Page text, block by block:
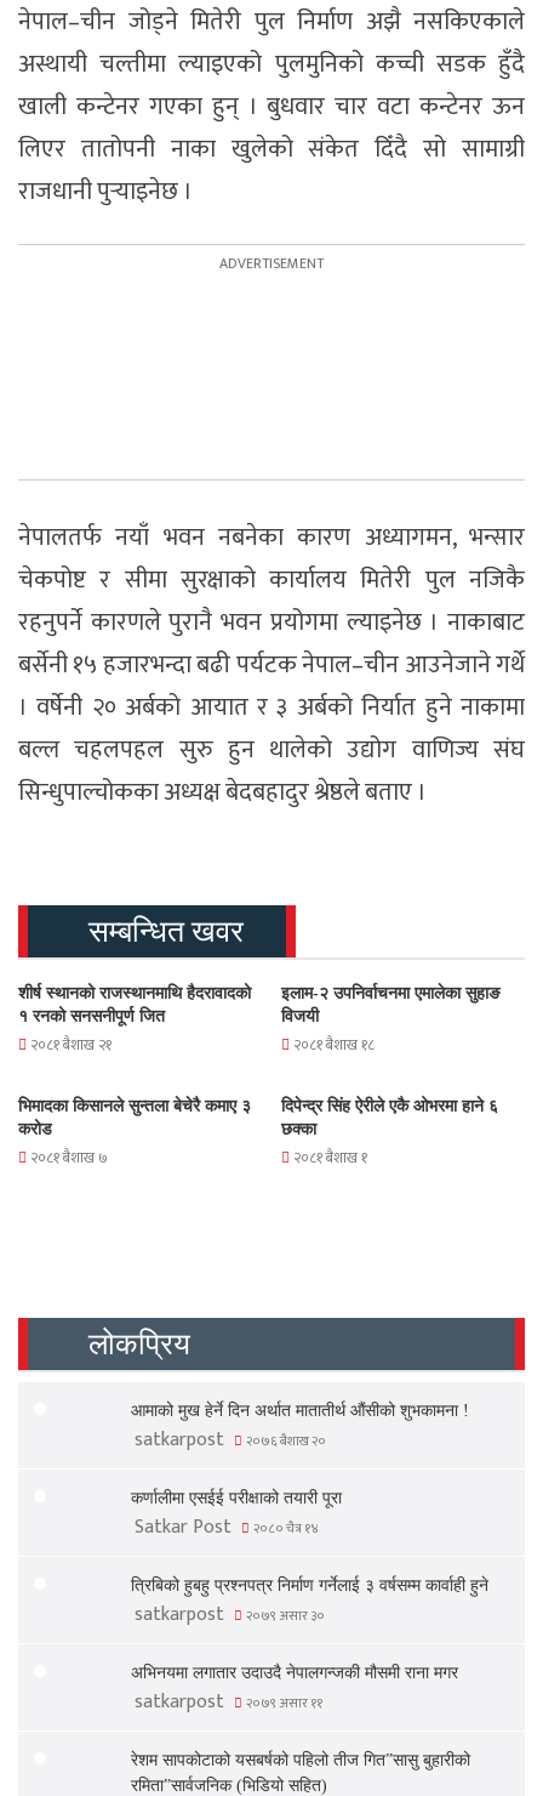
नेपाल–चीन जोड्ने मितेरी पुल निर्माण अझै नसकिएकाले
अस्थायी चल्तीमा ल्याइएको पुलमुनिको कच्ची सडक हुँदै
खाली कन्टेनर गएका हुन् । बुधवार चार वटा कन्टेनर ऊन
लिएर तातोपनी नाका खुलेको संकेत दिँदै सो सामाग्री
राजधानी पुर्‍याइनेछ ।
नेपालतर्फ नयाँ भवन नबनेका कारण अध्यागमन, भन्सार
चेकपोष्ट र सीमा सुरक्षाको कार्यालय मितेरी पुल नजिकै
रहनुपर्ने कारणले पुरानै भवन प्रयोगमा ल्याइनेछ । नाकाबाट
बर्सेनी १५ हजारभन्दा बढी पर्यटक नेपाल–चीन आउनेजाने गर्थे
। वर्षेनी २० अर्बको आयात र ३ अर्बको निर्यात हुने नाकामा
बल्ल चहलपहल सुरु हुन थालेको उद्योग वाणिज्य संघ
सिन्धुपाल्चोकका अध्यक्ष बेदबहादुर श्रेष्ठले बताए ।
सम्बन्धित खवर
शीर्ष स्थानको राजस्थानमाथि हैदरावादको
१ रनको सनसनीपूर्ण जित
२०८१ बैशाख २१
इलाम-२ उपनिर्वाचनमा एमालेका सुहाङ
विजयी
२०८१ बैशाख १८
भिमादका किसानले सुन्तला बेचेरै कमाए ३
करोड
२०८१ बैशाख ७
दिपेन्द्र सिंह ऐरीले एकै ओभरमा हाने ६
छक्का
२०८१ बैशाख १
लोकप्रिय
आमाको मुख हेर्ने दिन अर्थात मातातीर्थ औंसीको शुभकामना !
satkarpost २०७६ बैशाख २०
कर्णालीमा एसईई परीक्षाको तयारी पूरा
Satkar Post २०८० चैत्र १४
त्रिबिको हुबहु प्रश्नपत्र निर्माण गर्नेलाई ३ वर्षसम्म कार्वाही हुने
satkarpost २०७९ असार ३०
अभिनयमा लगातार उदाउदै नेपालगन्जकी मौसमी राना मगर
satkarpost २०७९ असार ११
रेशम सापकोटाको यसबर्षको पहिलो तीज गित”सासु बुहारीको
रमिता”सार्वजनिक (भिडियो सहित)